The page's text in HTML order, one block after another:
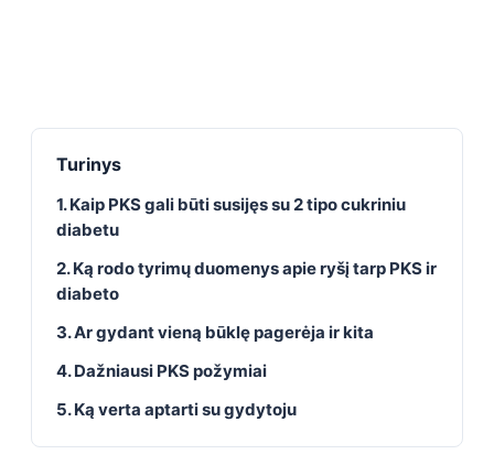
Turinys
1. Kaip PKS gali būti susijęs su 2 tipo cukriniu
diabetu
2. Ką rodo tyrimų duomenys apie ryšį tarp PKS ir
diabeto
3. Ar gydant vieną būklę pagerėja ir kita
4. Dažniausi PKS požymiai
5. Ką verta aptarti su gydytoju